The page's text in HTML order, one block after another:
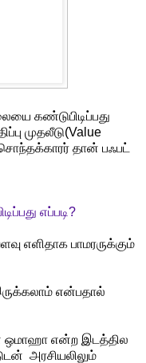
கண்டுபிடிப்பது
முதலீடு(Value
தான் பஃபட்
எப்படி?
எளிதாக பாமரருக்கும்
என்பதால்
ஒமாஹா என்ற இடத்தில
அரசியலிலும்